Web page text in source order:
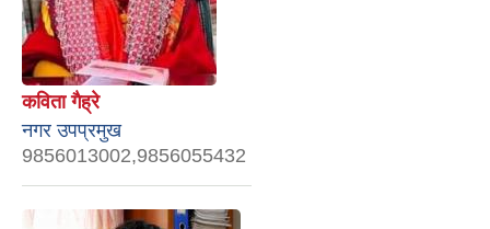
कविता गैह्रे
नगर उपप्रमुख
9856013002,9856055432